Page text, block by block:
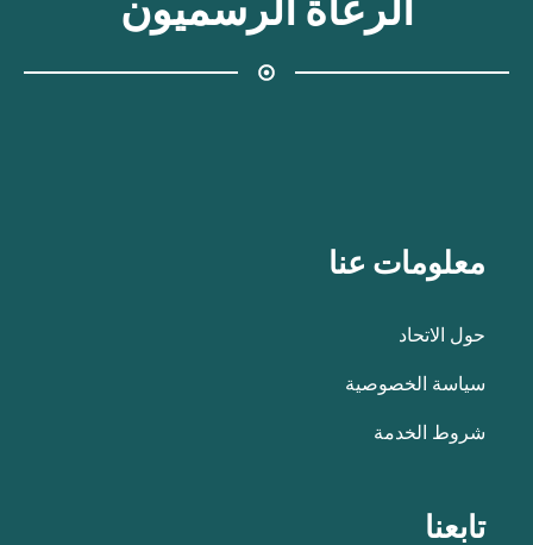
معلومات عنا
حول الاتحاد
سياسة الخصوصية
شروط الخدمة
تابعنا